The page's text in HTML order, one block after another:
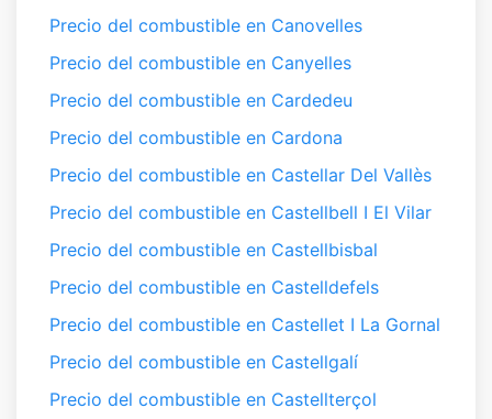
Precio del combustible en Canovelles
Precio del combustible en Canyelles
Precio del combustible en Cardedeu
Precio del combustible en Cardona
Precio del combustible en Castellar Del Vallès
Precio del combustible en Castellbell I El Vilar
Precio del combustible en Castellbisbal
Precio del combustible en Castelldefels
Precio del combustible en Castellet I La Gornal
Precio del combustible en Castellgalí
Precio del combustible en Castellterçol